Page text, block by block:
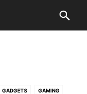
GADGETS GAMING